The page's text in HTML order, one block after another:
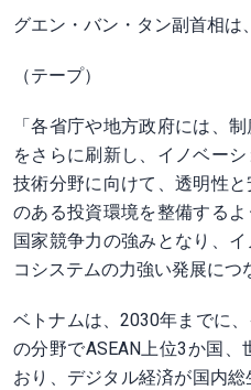
グエン・バン・タン副首相は
（テープ）
「各省庁や地方政府には、
をさらに刷新し、イノベー
技術分野に向けて、透明性
のある投資環境を整備する
国家競争力の強みとなり、
コシステムの力強い発展につ
ベトナムは、2030年までに
の分野でASEAN上位3か国
おり、デジタル経済が国内